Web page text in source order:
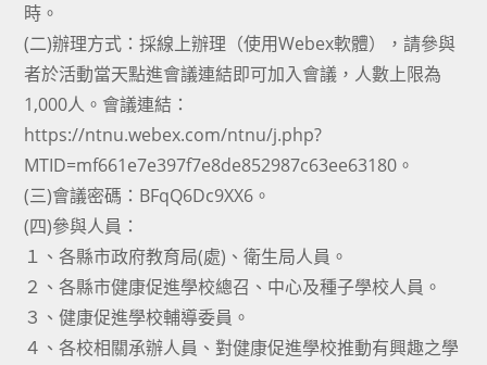
時。
(二)辦理方式：採線上辦理（使用Webex軟體），請參與
者於活動當天點進會議連結即可加入會議，人數上限為
1,000人。會議連結：
https://ntnu.webex.com/ntnu/j.php?
MTID=mf661e7e397f7e8de852987c63ee63180。
(三)會議密碼：BFqQ6Dc9XX6。
(四)參與人員：
１、各縣市政府教育局(處)、衛生局人員。
２、各縣市健康促進學校總召、中心及種子學校人員。
３、健康促進學校輔導委員。
４、各校相關承辦人員、對健康促進學校推動有興趣之學